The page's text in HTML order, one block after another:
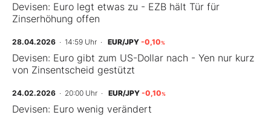
Devisen: Euro legt etwas zu - EZB hält Tür für
Zinserhöhung offen
28.04.2026 · 14:59 Uhr · EUR/JPY -0,10%
Devisen: Euro gibt zum US-Dollar nach - Yen nur kurz
von Zinsentscheid gestützt
24.02.2026 · 20:00 Uhr · EUR/JPY -0,10%
Devisen: Euro wenig verändert